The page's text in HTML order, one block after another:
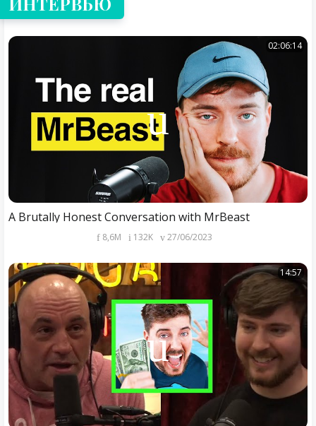
02:06:14
A Brutally Honest Conversation with MrBeast
8,6M 132K 27/06/2023
14:57